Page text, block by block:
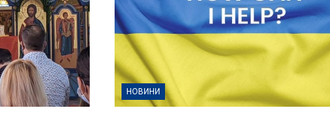
НОВИНИ